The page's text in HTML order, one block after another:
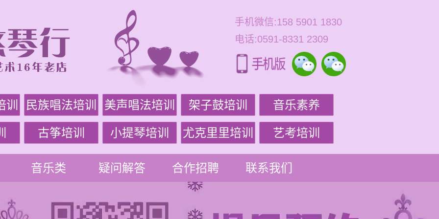
手机微信:158 5901 1830
电话:0591-8331 2309
民族唱法培训 美声唱法培训 架子鼓培训 音乐素养
古筝培训 小提琴培训 尤克里里培训 艺考培训
音乐类 疑问解答 合作招聘 联系我们